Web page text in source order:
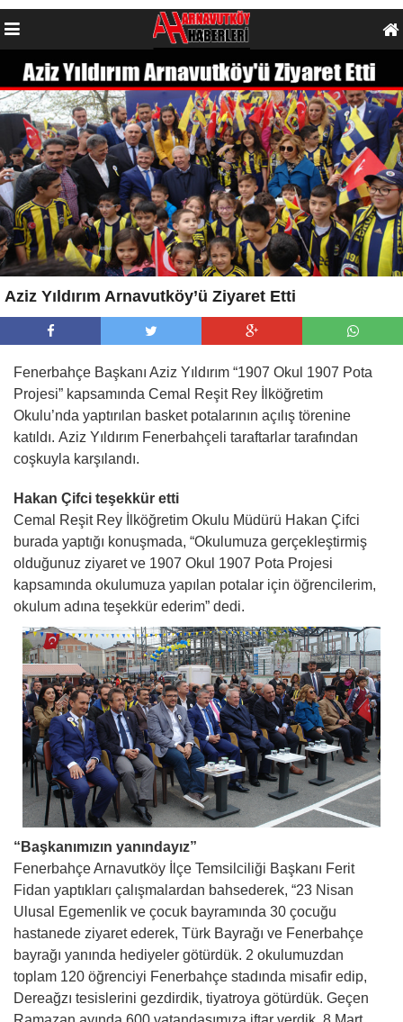
Aziz Yıldırım Arnavutköy’ü Ziyaret Etti
Fenerbahçe Başkanı Aziz Yıldırım “1907 Okul 1907 Pota
Projesi” kapsamında Cemal Reşit Rey İlköğretim
Okulu’nda yaptırılan basket potalarının açılış törenine
katıldı. Aziz Yıldırım Fenerbahçeli taraftarlar tarafından
coşkuyla karşılandı.
Hakan Çifci teşekkür etti
Cemal Reşit Rey İlköğretim Okulu Müdürü Hakan Çifci
burada yaptığı konuşmada, “Okulumuza gerçekleştirmiş
olduğunuz ziyaret ve 1907 Okul 1907 Pota Projesi
kapsamında okulumuza yapılan potalar için öğrencilerim,
okulum adına teşekkür ederim” dedi.
“Başkanımızın yanındayız”
Fenerbahçe Arnavutköy İlçe Temsilciliği Başkanı Ferit
Fidan yaptıkları çalışmalardan bahsederek, “23 Nisan
Ulusal Egemenlik ve çocuk bayramında 30 çocuğu
hastanede ziyaret ederek, Türk Bayrağı ve Fenerbahçe
bayrağı yanında hediyeler götürdük. 2 okulumuzdan
toplam 120 öğrenciyi Fenerbahçe stadında misafir edip,
Dereağzı tesislerini gezdirdik, tiyatroya götürdük. Geçen